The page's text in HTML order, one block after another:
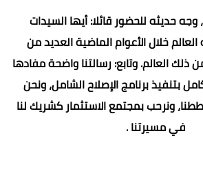
حديثه للحضور قائلا: أيها السيدات
خلال الأعوام الماضية العديد من
ذلك العالم. وتابع: رسالتنا واضحة مفادها
بتنفيذ برنامج الإصلاح الشامل، ونحن
ونرحب بمجتمع الاستثمار كشريك لنا
في مسيرتنا .